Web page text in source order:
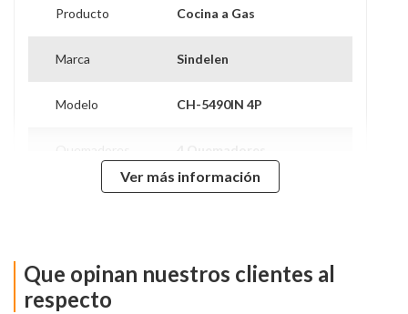
Producto Cocina a Gas
Marca Sindelen
Modelo CH-5490IN 4P
Capacidad Horno 54 Litros
Grill No
Ver más información
Que opinan nuestros clientes al
respecto